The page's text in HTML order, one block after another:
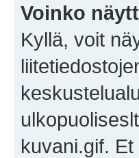
Voinko
Kyllä, voit
kuvani.gif.